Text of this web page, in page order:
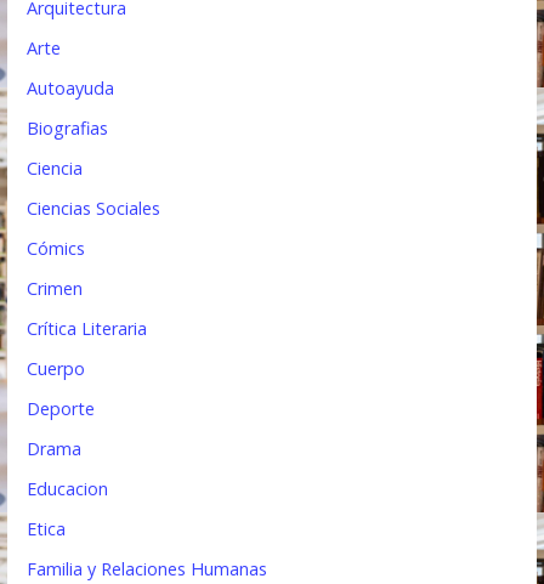
nArquitectura
Arte
Autoayuda
Biografias
Ciencia
Ciencias Sociales
Cómics
Crimen
Crítica Literaria
Cuerpo
Deporte
Drama
Educacion
Etica
Familia y Relaciones Humanas